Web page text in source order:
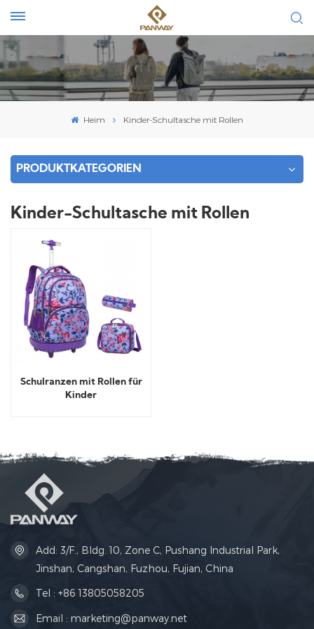
Heim Kinder-Schultasche mit Rollen
PRODUKTKATEGORIEN
Kinder-Schultasche mit Rollen
Schulranzen mit Rollen für
Kinder
Add: 3/F., Bldg. 10, Zone C, Pushang Industrial Park,
Jinshan, Cangshan, Fuzhou, Fujian, China
Tel : +86 13805058205
Email : marketing@panway.net